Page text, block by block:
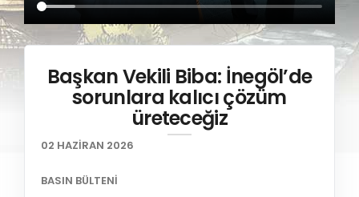
Başkan Vekili Biba: İnegöl’de
sorunlara kalıcı çözüm
üreteceğiz
02 HAZİRAN 2026
BASIN BÜLTENİ